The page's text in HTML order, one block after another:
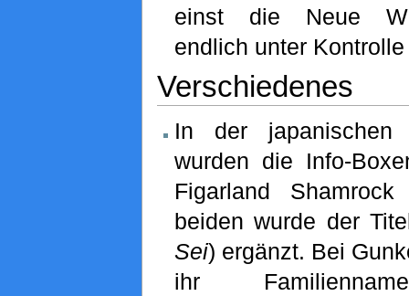
einst die Neue
endlich unter
Verschiedenes
In der
wurden die Info-
Figarland
beiden wurde der
Sei) ergänzt. Bei
ihr